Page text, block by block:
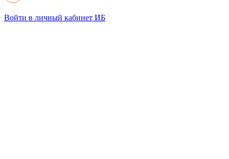
Войти в личный кабинет ИБ